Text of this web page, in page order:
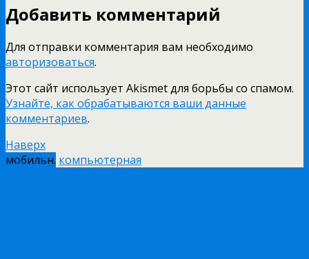
Добавить комментарий
Для отправки комментария вам необходимо
авторизоваться.
Этот сайт использует Akismet для борьбы со спамом.
Узнайте, как обрабатываются ваши данные
комментариев.
Наверх
мобильн. компьютерная